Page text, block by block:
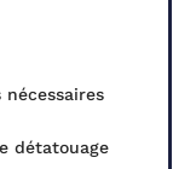
nécessaires
détatouage